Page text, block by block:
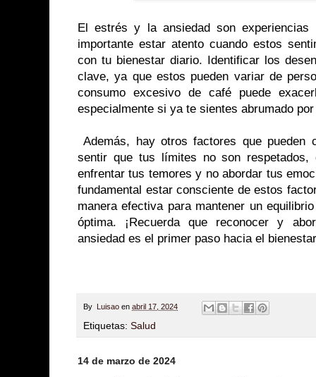
El estrés y la ansiedad son
importante estar atento cuando estos
con tu bienestar diario. Identificar los
clave, ya que estos pueden variar de
consumo excesivo de café puede
especialmente si ya te sientes abrumado
Además, hay otros factores que pueden
sentir que tus límites no son respetados,
enfrentar tus temores y no abordar tus
fundamental estar consciente de estos
manera efectiva para mantener un
óptima. ¡Recuerda que reconocer y
ansiedad es el primer paso hacia el
By Luisao en abril 17, 2024
Etiquetas: Salud
14 de marzo de 2024